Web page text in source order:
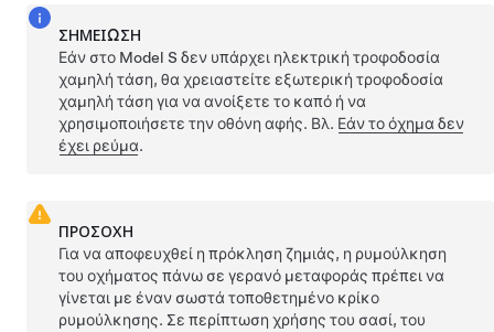
ΣΗΜΕΊΩΣΗ
Εάν στο Model S δεν υπάρχει ηλεκτρική τροφοδοσία
χαμηλή τάση, θα χρειαστείτε εξωτερική τροφοδοσία
χαμηλή τάση για να ανοίξετε το καπό ή να
χρησιμοποιήσετε την οθόνη αφής. Βλ. Εάν το όχημα δεν
έχει ρεύμα.
ΠΡΟΣΟΧΗ
Για να αποφευχθεί η πρόκληση ζημιάς, η ρυμούλκηση
του οχήματος πάνω σε γερανό μεταφοράς πρέπει να
γίνεται με έναν σωστά τοποθετημένο κρίκο
ρυμούλκησης. Σε περίπτωση χρήσης του σασί, του